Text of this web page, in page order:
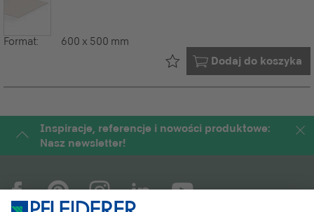
Format: 600 x 500 mm
Dodaj do koszyka
Już w Twoim
Inspiracje, referencje i nowości produktowe:
Nasz newsletter!